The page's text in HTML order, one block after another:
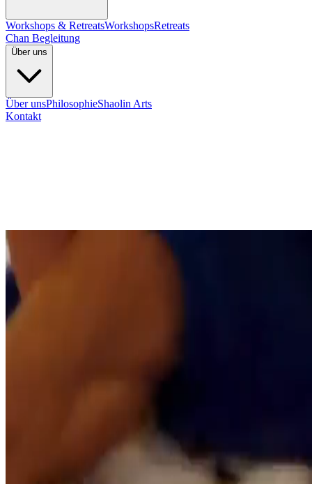
Workshops & RetreatsWorkshopsRetreats
Chan Begleitung
Über uns
Über unsPhilosophieShaolin Arts
Kontakt